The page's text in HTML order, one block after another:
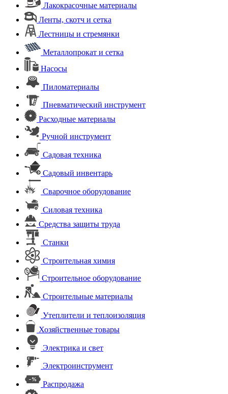
Лакокрасочные материалы
Ленты, скотч и сетка
Лестницы и стремянки
Металлопрокат и сетка
Насосы
Пиломатериалы
Пневматический инструмент
Расходные материалы
Ручной инструмент
Садовая техника
Садовый инвентарь
Сварочное оборудование
Силовая техника
Средства защиты труда
Станки
Строительная химия
Строительное оборудование
Строительные материалы
Утеплители и теплоизоляция
Хозяйственные товары
Электрика и свет
Электроинструмент
Распродажа